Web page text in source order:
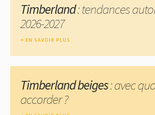
Timberland: tendances
2026-2027
EN SAVOIR PLUS
Timberland beiges: avec
accorder ?